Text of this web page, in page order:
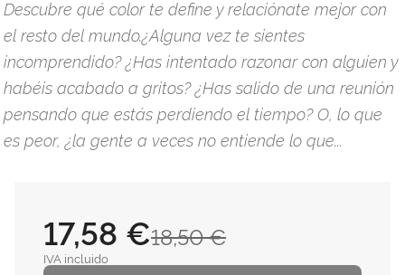
Descubre qué color te define y relaciónate mejor con
el resto del mundo.¿Alguna vez te sientes
incomprendido? ¿Has intentado razonar con alguien y
habéis acabado a gritos? ¿Has salido de una reunión
pensando que estás perdiendo el tiempo? O, lo que
es peor, ¿la gente a veces no entiende lo que...
18,50 €
17,58 €
IVA incluido